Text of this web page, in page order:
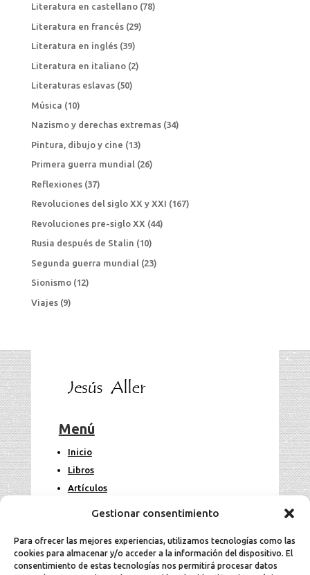
Gestionar consentimiento
Para ofrecer las mejores experiencias, utilizamos tecnologías como las
cookies para almacenar y/o acceder a la información del dispositivo. El
consentimiento de estas tecnologías nos permitirá procesar datos
Literatura en castellano(78)
Literatura en francés(29)
Literatura en inglés(39)
Literatura en italiano(2)
Literaturas eslavas(50)
Música (10)
Nazismo y derechas extremas(34)
Pintura, dibujo y cine (13)
Primera guerra mundial(26)
Reflexiones(37)
Revoluciones del siglo XX y XXI (167)
Revoluciones pre-siglo XX (44)
Rusia después de Stalin (10)
Segunda guerra mundial (23)
Sionismo(12)
Viajes(9)
Menú
Inicio
Libros
Artículos
Legal